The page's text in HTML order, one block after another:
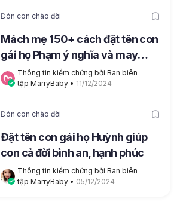
Đón con chào đời
Mách mẹ 150+ cách đặt tên con
gái họ Phạm ý nghĩa và may
mắnThông tin kiểm chứng bởi Ban biên
tập MarryBaby • 11/12/2024
Đón con chào đời
Đặt tên con gái họ Huỳnh giúp
con cả đời bình an, hạnh phúc
Thông tin kiểm chứng bởi Ban biên
tập MarryBaby • 05/12/2024